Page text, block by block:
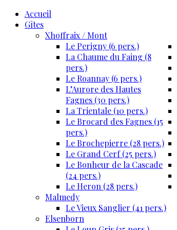
Accueil
Gîtes
Xhoffraix / Mont
Le Perigny (6 pers.)
La Chaume du Faing (8
pers.)
Le Roannay (6 pers.)
L’Aurore des Hautes
Fagnes (30 pers.)
La Trientale (10 pers.)
Le Brocard des Fagnes (15
pers.)
Le Brochepierre (28 pers.)
Le Grand Cerf (25 pers.)
Le Bonheur de la Cascade
(24 pers.)
Le Heron (28 pers.)
Malmedy
Le Vieux Sanglier (41 pers.)
Elsenborn